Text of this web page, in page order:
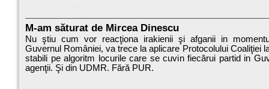
M-am săturat de Mircea Dinescu
Nu ştiu cum vor reacţiona irakienii şi afganii in
Guvernul României, va trece la aplicare Protocolului Coaliţiei
stabili pe algoritm locurile care se cuvin fiecărui partid in
agenţii. Şi din UDMR. Fără PUR.